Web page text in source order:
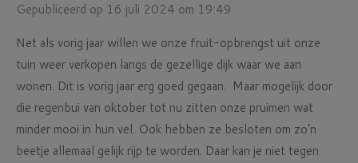
Gepubliceerd op 16 juli 2024 om 19:49
Net als vorig jaar willen we onze fruit-opbrengst uit onze
tuin weer verkopen langs de gezellige dijk waar we aan
wonen. Dit is vorig jaar erg goed gegaan. Maar mogelijk door
die regenbui van oktober tot nu zitten onze pruimen wat
minder mooi in hun vel. Ook hebben ze besloten om zo’n
beetje allemaal gelijk rijp te worden. Daar kan je niet tegen